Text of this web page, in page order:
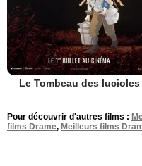
Le Tombeau des lucioles
Pour découvrir d'autres films :
films Drame, Meilleurs films